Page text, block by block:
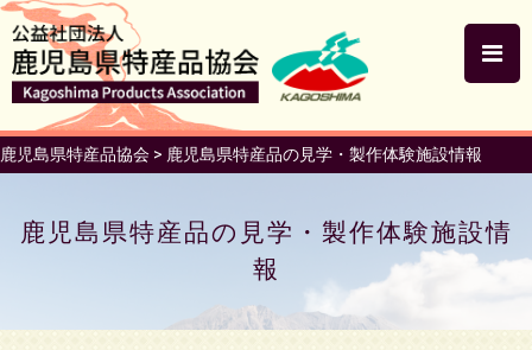
鹿児島県特産品協会 > 鹿児島県特産品の見学・製作体験施設情報
鹿児島県特産品の見学・製作体験施設情
報